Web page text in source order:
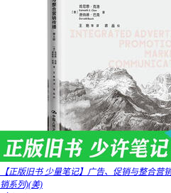
【正版旧书 少量笔记】广告、促销与整合营
销系列)(美)